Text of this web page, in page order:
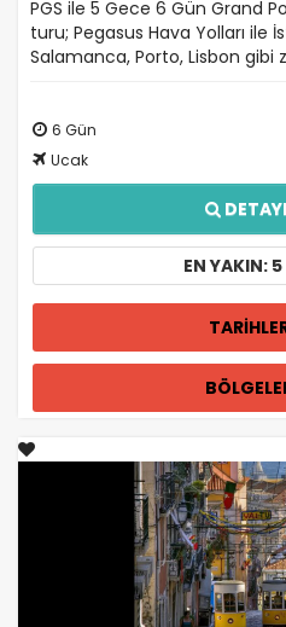
yardımcı olur.
Pazarlama Çerezleri
Size ve ilgi alanlarınıza
edersiniz, ancak daha az
Tercihleri
PGS ile 5 Gece 6 Gün Grand
turu; Pegasus Hava Yolları ile
Salamanca, Porto, Lisbon gibi
6 Gün
Ucak
EN YAKIN: 5